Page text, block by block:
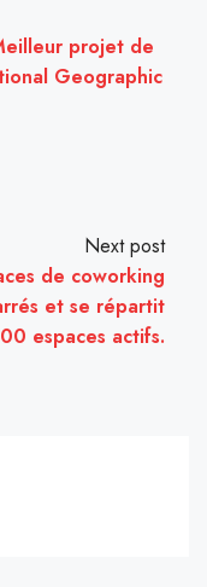
projet de
Geographic
Next post
de coworking
et se répartit
espaces actifs.